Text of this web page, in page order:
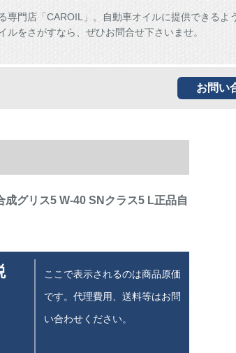
専門店「CAROIL」。自動車オイルに提供できるよ
ルをさがすなら、ぜひお問合せ下さいませ。
お問い
グリス5 W-40 SNクラス5 L正品自
ここで表示されるのは商品原価
です。代理費用、送料等はお問
い合わせください。